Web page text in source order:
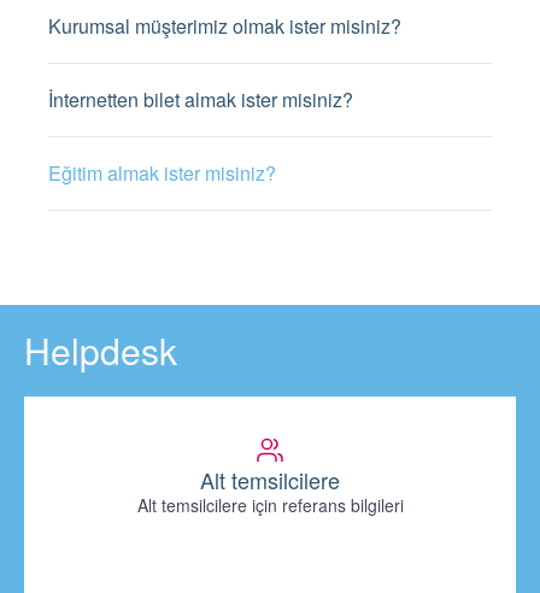
Kurumsal müşterimiz olmak ister misiniz?
İnternetten bilet almak ister misiniz?
Eğitim almak ister misiniz?
Helpdesk
Alt temsilcilere
Alt temsilcilere için referans bilgileri